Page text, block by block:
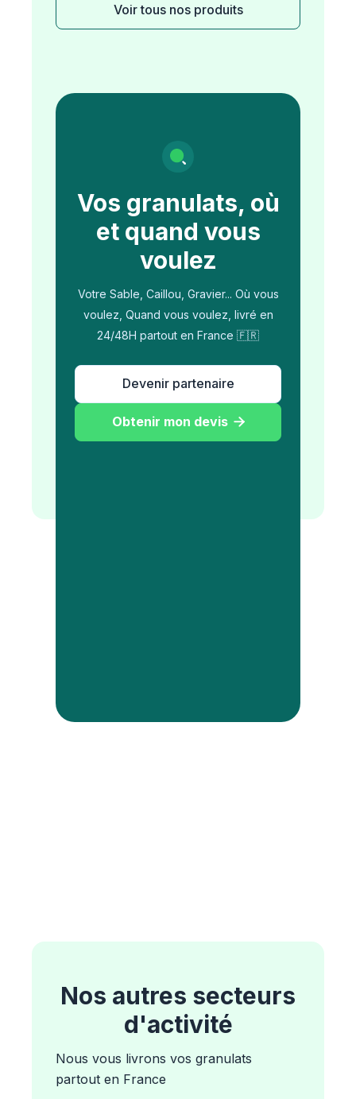
Voir tous nos produits
Vos granulats, où
et quand vous
voulez
Votre Sable, Caillou, Gravier... Où vous
voulez, Quand vous voulez, livré en
24/48H partout en France 🇫🇷
Devenir partenaire
Obtenir mon devis 
Nos autres secteurs
d'activité
Nous vous livrons vos granulats
partout en France